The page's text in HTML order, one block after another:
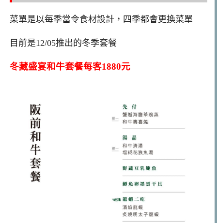
菜單是以每季當令食材設計，四季都會更換菜單
目前是12/05推出的冬季套餐
冬藏盛宴和牛套餐每客1880元